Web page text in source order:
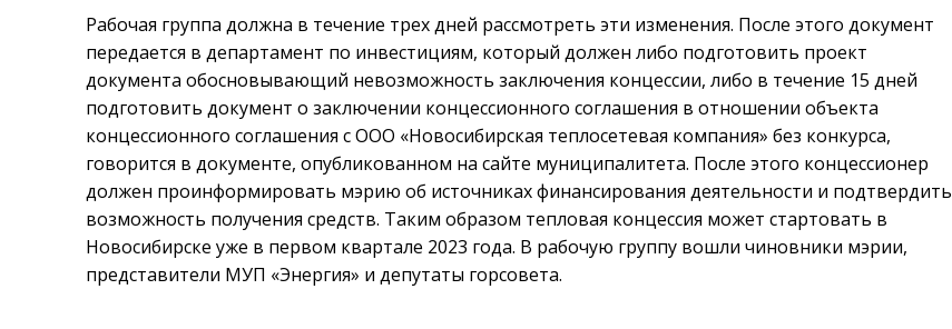
Рабочая группа должна в течение трех дней рассмотреть эти изменения. После этого документ
передается в департамент по инвестициям, который должен либо подготовить проект
документа обосновывающий невозможность заключения концессии, либо в течение 15 дней
подготовить документ о заключении концессионного соглашения в отношении объекта
концессионного соглашения с ООО «Новосибирская теплосетевая компания» без конкурса,
говорится в документе, опубликованном на сайте муниципалитета. После этого концессионер
должен проинформировать мэрию об источниках финансирования деятельности и подтвердить
возможность получения средств. Таким образом тепловая концессия может стартовать в
Новосибирске уже в первом квартале 2023 года. В рабочую группу вошли чиновники мэрии,
представители МУП «Энергия» и депутаты горсовета.